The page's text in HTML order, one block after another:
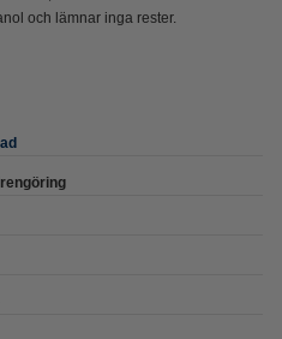
och lämnar inga rester.